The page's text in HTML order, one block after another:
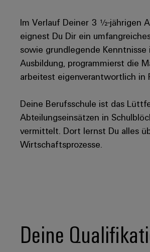
Im Verlauf Deiner 3 ½-jährigen
eignest Du Dir ein
sowie grundlegende Kenntnisse
Ausbildung, programmierst die
arbeitest eigenverantwortlich in
Deine Berufsschule ist das
Abteilungseinsätzen in
vermittelt. Dort lernst Du alles
Wirtschaftsprozesse.
Deine